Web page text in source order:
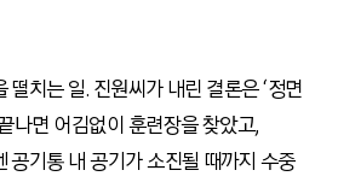
떨치는 일. 진원씨가 내린 결론은 ‘정면
나면 어김없이 훈련장을 찾았고,
공기통 내 공기가 소진될 때까지 수중